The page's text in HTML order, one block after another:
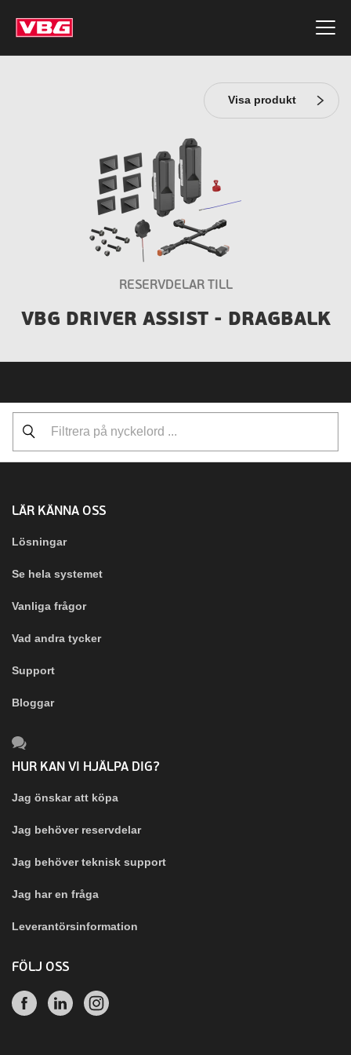
Visa produkt
RESERVDELAR TILL
VBG DRIVER ASSIST - DRAGBALK
LÄR KÄNNA OSS
Lösningar
Se hela systemet
Vanliga frågor
Vad andra tycker
Support
Bloggar
HUR KAN VI HJÄLPA DIG?
Jag önskar att köpa
Jag behöver reservdelar
Jag behöver teknisk support
Jag har en fråga
Leverantörsinformation
FÖLJ OSS